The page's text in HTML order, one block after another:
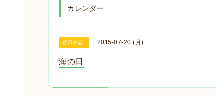
カレンダー
祝日休診 2015-07-20 (月)
海の日